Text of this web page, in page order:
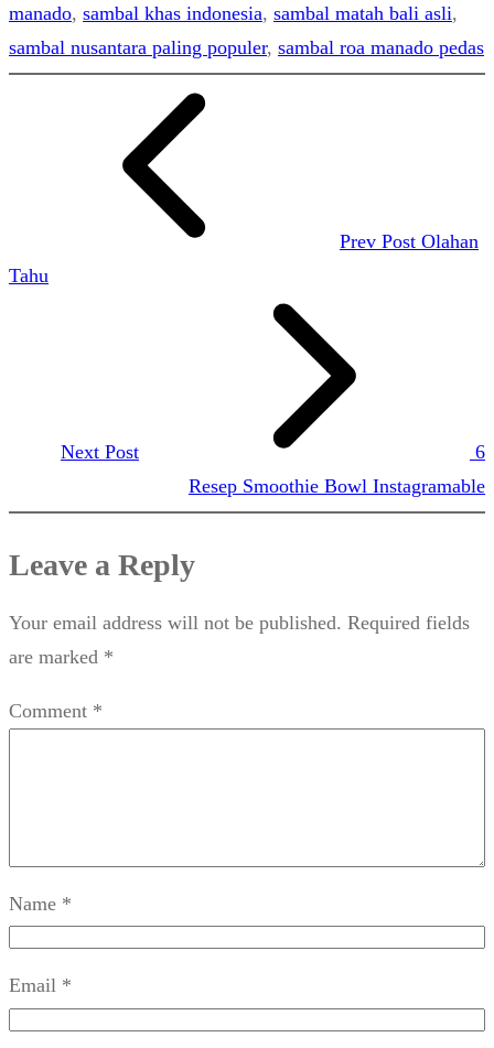
manado, sambal khas indonesia, sambal matah bali asli
sambal nusantara paling populer, sambal roa manado pedas
Prev Post Olahan
Tahu
Next Post
6
Resep Smoothie Bowl Instagramable
Leave a Reply
Your email address will not be published. Required fields
are marked *
Comment *
Name *
Email *